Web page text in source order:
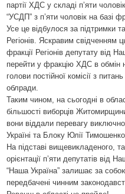
партії ХДС у складі п’яти
“УСДП” з п’яти чоловік на базі
Усе це відбулося за підтримки
Регіонів. Яскравим свідченням
фракції Регіонів депутату від
перейти у фракцію ХДС в обмін
голови постійної комісії з
облради.
Таким чином, на сьогодні в
більшості виборців
вони віддали перевагу
Україні та Блоку Юлії
На підставі вищевикладеного,
орієнтації п’яти депутатів від
“Наша Україна” залишає за
передбачені чинним